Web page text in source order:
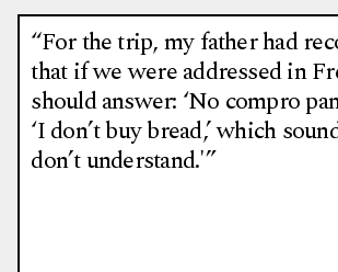
“For the trip, my father had
that if we were addressed in
should answer: ‘No compro
‘I don’t buy bread,’ which
don’t understand.'”